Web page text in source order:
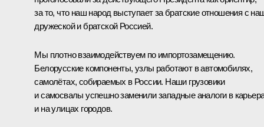
за то, что наш народ выступает за братские отношения с
дружеской и братской Россией.
Мы плотно взаимодействуем по импортозамещению.
Белорусские компоненты, узлы работают в автомобилях,
самолётах, собираемых в России. Наши грузовики
и самосвалы успешно заменили западные аналоги в
и на улицах городов.